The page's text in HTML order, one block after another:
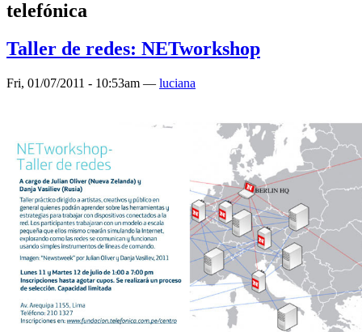
telefónica
Taller de redes: NETworkshop
Fri, 01/07/2011 - 10:53am — luciana